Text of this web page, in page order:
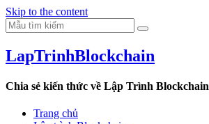
Skip to the content
LapTrinhBlockchain
Chia sẻ kiến thức về Lập Trình Blockchain
Trang chủ